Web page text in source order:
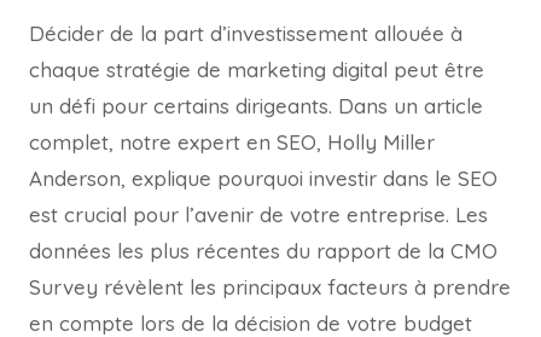
Décider de la part d’investissement allouée à
chaque stratégie de marketing digital peut être
un défi pour certains dirigeants. Dans un article
complet, notre expert en SEO, Holly Miller
Anderson, explique pourquoi investir dans le SEO
est crucial pour l’avenir de votre entreprise. Les
données les plus récentes du rapport de la CMO
Survey révèlent les principaux facteurs à prendre
en compte lors de la décision de votre budget